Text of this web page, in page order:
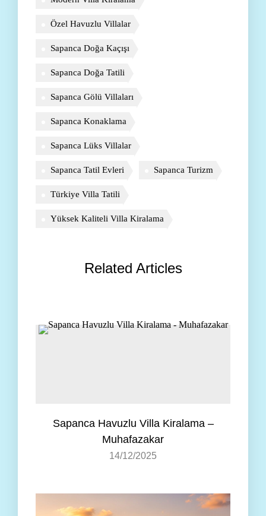
Özel Havuzlu Villalar
Sapanca Doğa Kaçışı
Sapanca Doğa Tatili
Sapanca Gölü Villaları
Sapanca Konaklama
Sapanca Lüks Villalar
Sapanca Tatil Evleri Sapanca Turizm
Türkiye Villa Tatili
Yüksek Kaliteli Villa Kiralama
Related Articles
Sapanca Havuzlu Villa Kiralama –
Muhafazakar
14/12/2025